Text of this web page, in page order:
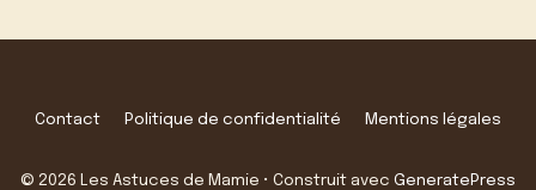
Contact Politique de confidentialité Mentions légales
© 2026 Les Astuces de Mamie • Construit avec GeneratePress